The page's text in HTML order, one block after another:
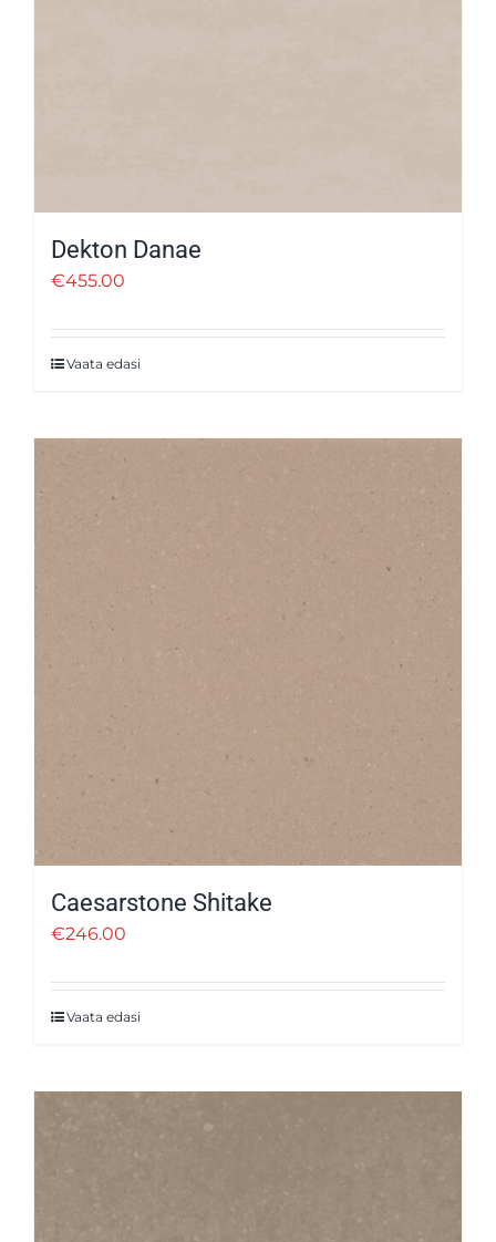
Dekton Danae
€455.00
Vaata edasi
Caesarstone Shitake
€246.00
Vaata edasi